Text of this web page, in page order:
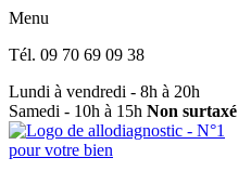
Menu
Tél. 09 70 69 09 38
Lundi à vendredi - 8h à 20h
Samedi - 10h à 15h Non surtaxé